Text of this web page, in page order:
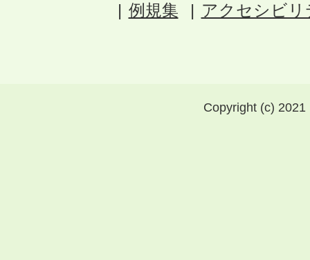
例規集
アクセシビ
Copyright (c)